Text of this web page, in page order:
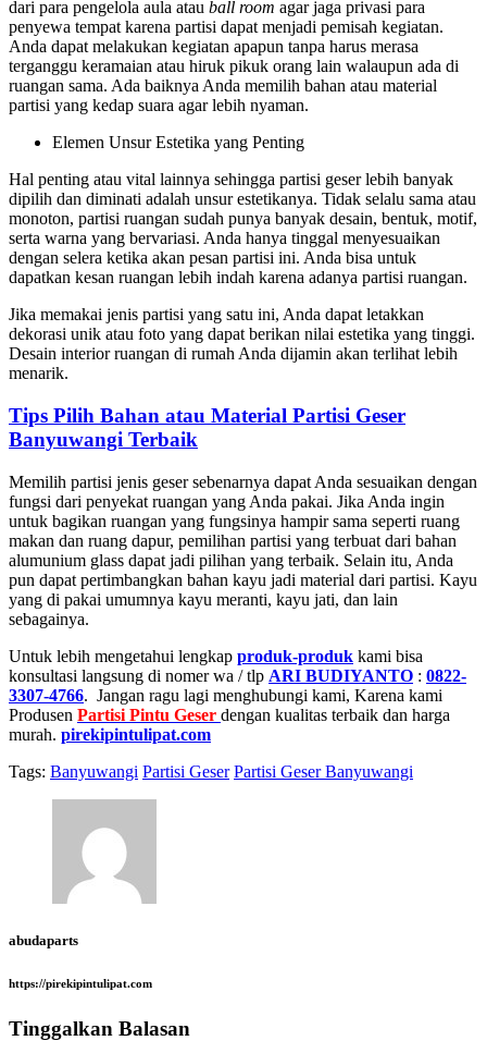
dari para pengelola aula atau ball room agar jaga privasi para
penyewa tempat karena partisi dapat menjadi pemisah kegiatan.
Anda dapat melakukan kegiatan apapun tanpa harus merasa
terganggu keramaian atau hiruk pikuk orang lain walaupun ada di
ruangan sama. Ada baiknya Anda memilih bahan atau material
partisi yang kedap suara agar lebih nyaman.
Elemen Unsur Estetika yang Penting
Hal penting atau vital lainnya sehingga partisi geser lebih banyak
dipilih dan diminati adalah unsur estetikanya. Tidak selalu sama atau
monoton, partisi ruangan sudah punya banyak desain, bentuk, motif,
serta warna yang bervariasi. Anda hanya tinggal menyesuaikan
dengan selera ketika akan pesan partisi ini. Anda bisa untuk
dapatkan kesan ruangan lebih indah karena adanya partisi ruangan.
Jika memakai jenis partisi yang satu ini, Anda dapat letakkan
dekorasi unik atau foto yang dapat berikan nilai estetika yang tinggi.
Desain interior ruangan di rumah Anda dijamin akan terlihat lebih
menarik.
Tips Pilih Bahan atau Material Partisi Geser
Banyuwangi Terbaik
Memilih partisi jenis geser sebenarnya dapat Anda sesuaikan dengan
fungsi dari penyekat ruangan yang Anda pakai. Jika Anda ingin
untuk bagikan ruangan yang fungsinya hampir sama seperti ruang
makan dan ruang dapur, pemilihan partisi yang terbuat dari bahan
alumunium glass dapat jadi pilihan yang terbaik. Selain itu, Anda
pun dapat pertimbangkan bahan kayu jadi material dari partisi. Kayu
yang di pakai umumnya kayu meranti, kayu jati, dan lain
sebagainya.
Untuk lebih mengetahui lengkap produk-produk kami bisa
konsultasi langsung di nomer wa / tlp ARI BUDIYANTO : 0822-
3307-4766. Jangan ragu lagi menghubungi kami, Karena kami
Produsen Partisi Pintu Geser dengan kualitas terbaik dan harga
murah. pirekipintulipat.com
Tags: Banyuwangi Partisi Geser Partisi Geser Banyuwangi
abudaparts
https://pirekipintulipat.com
Tinggalkan Balasan